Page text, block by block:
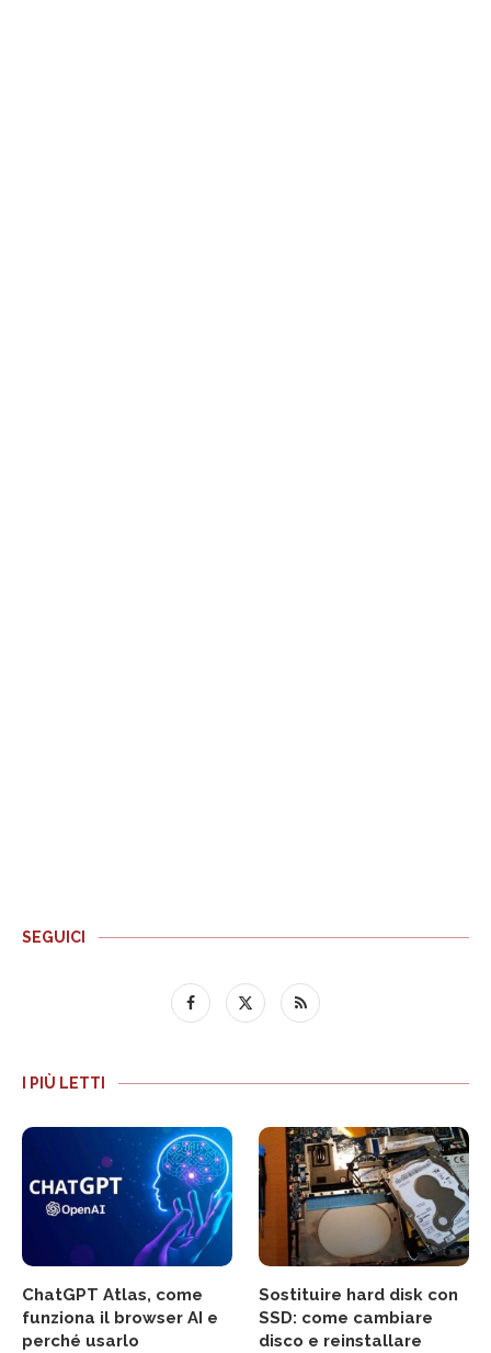
SEGUICI
I PIÙ LETTI
ChatGPT Atlas, come
funziona il browser AI e
perché usarlo
Sostituire hard disk con
SSD: come cambiare
disco e reinstallare